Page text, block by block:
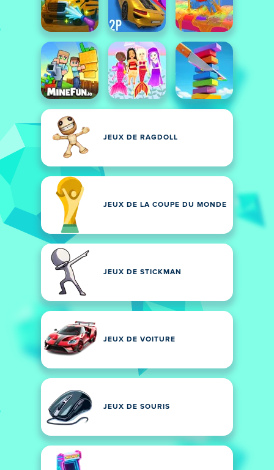
JEUX DE RAGDOLL
JEUX DE LA COUPE DU MONDE
JEUX DE STICKMAN
JEUX DE VOITURE
JEUX DE SOURIS